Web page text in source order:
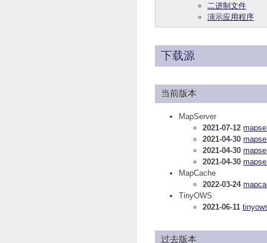
二进制文件
演示应用程序
下载源
当前版本
MapServer
2021-07-12
2021-04-30
2021-04-30
2021-04-30
MapCache
2022-03-24
TinyOWS
2021-06-11
过去版本